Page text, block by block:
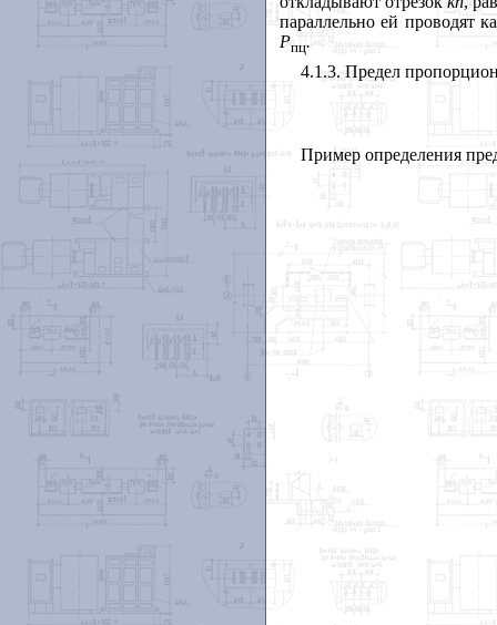
параллельно ей проводят
Рпц.
4.1.3. Предел
Пример определения